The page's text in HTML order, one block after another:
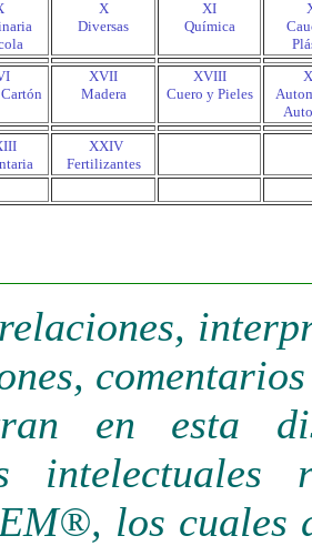
X
Diversas
XI
Química
XVII
Madera
XVIII
Cuero y Pieles
XXIV
Fertilizantes
en esta
los cuales